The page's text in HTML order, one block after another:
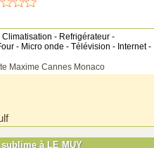
- Refrigérateur -
- Micro onde - Télévision - Internet -
Maxime Cannes Monaco
à LE MUY